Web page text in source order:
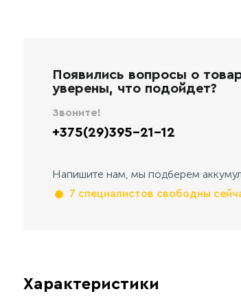
Появились вопросы о
уверены, что подойдет?
Звоните!
+375(29)395-21-12
Напишите нам, мы подберем
7 специалистов свободны
Характеристики